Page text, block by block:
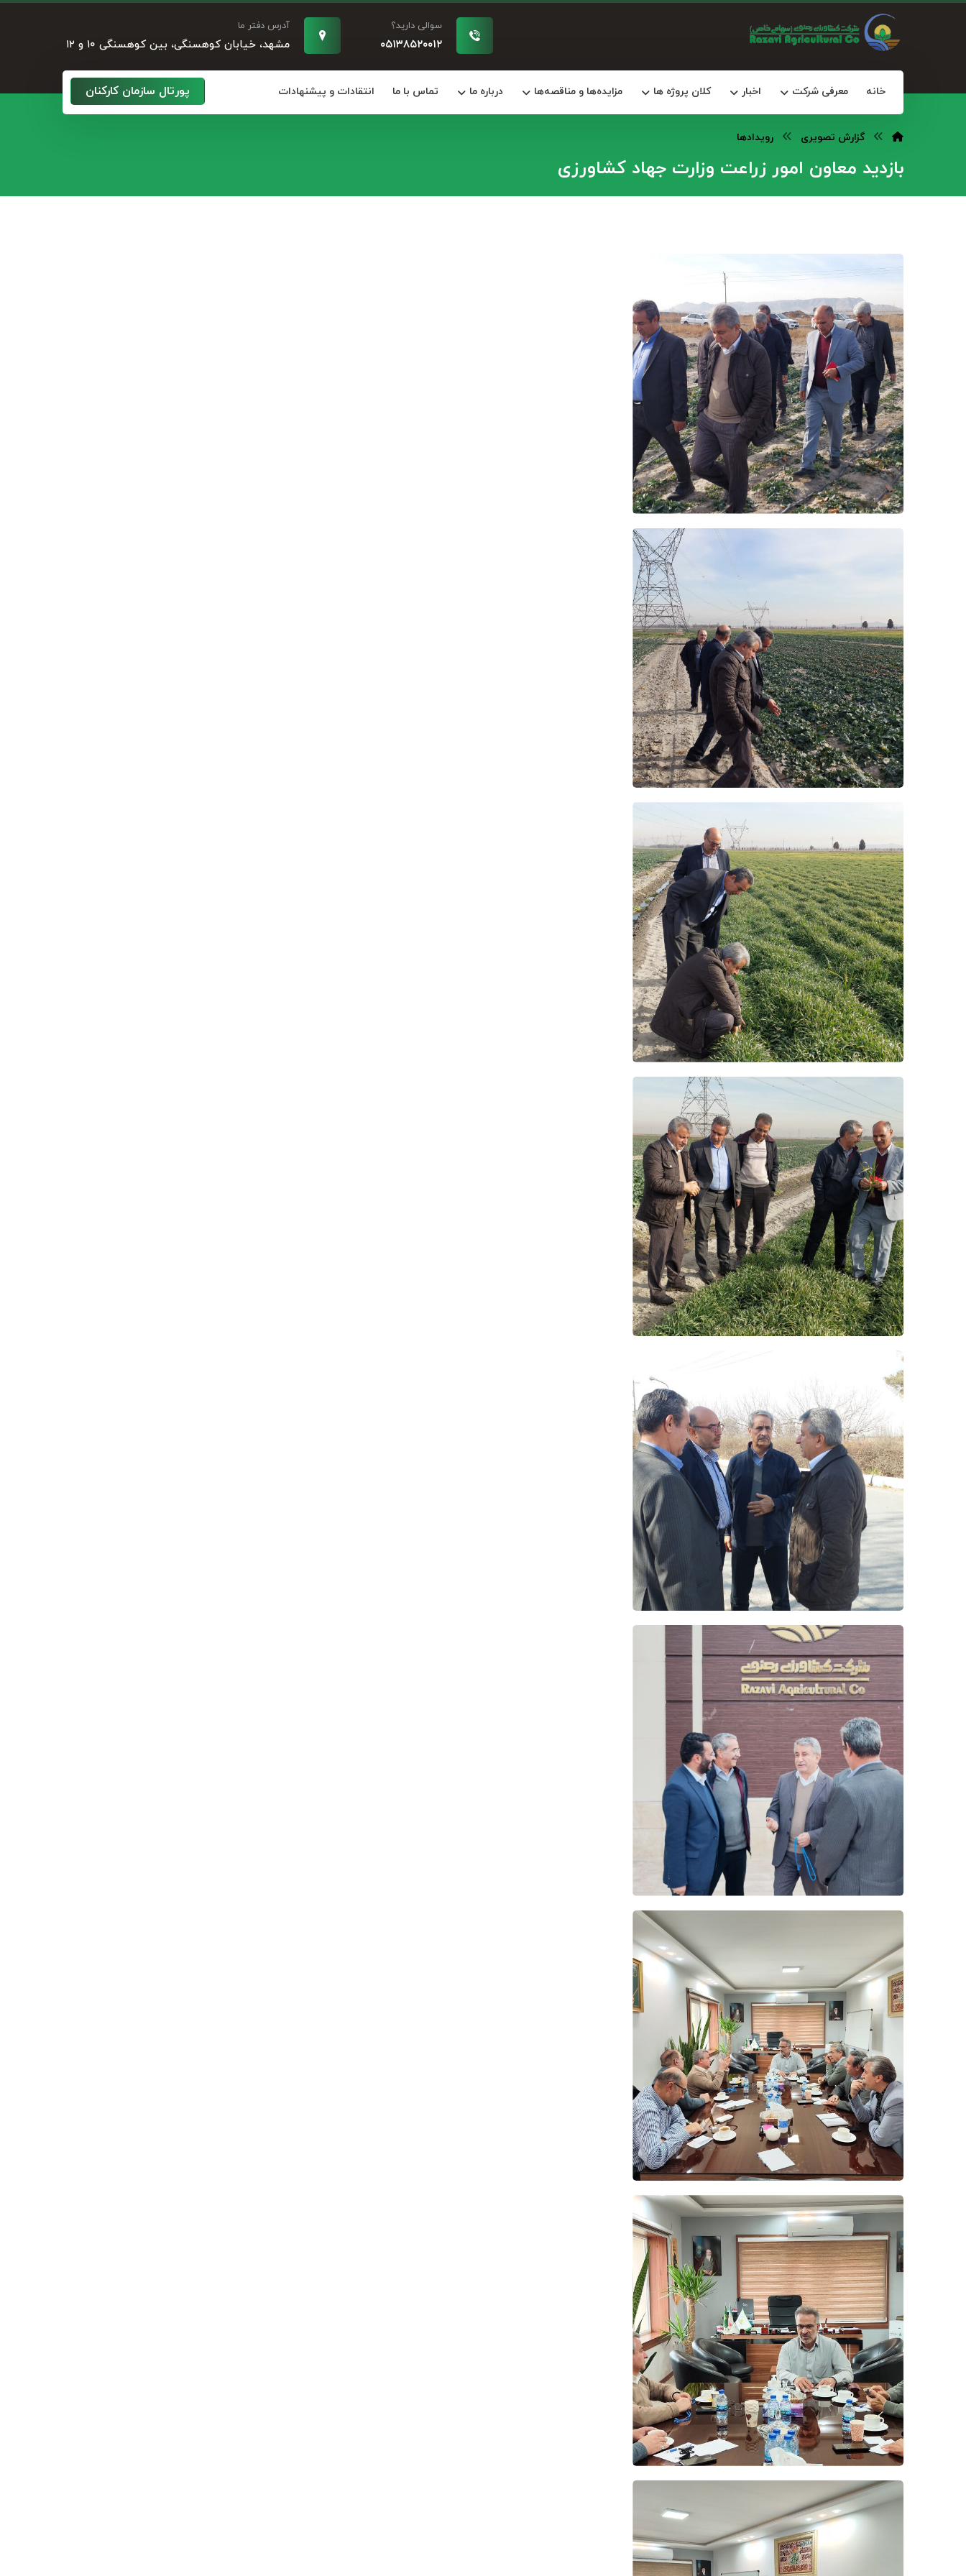
آدرس دفتر ما
مشهد، خیابان کوهسنگی، بین کوهسنگی ۱۰ و ۱۲
سوالی دارید؟
۰۵۱۳۸۵۲۰۰۱۲
خانه معرفی شرکت اخبار کلان پروژه ها مزایده‌ها و مناقصه‌ها درباره ما تماس با ما انتقادات و پیشنهادات پورتال سازمان کارکنان
گزارش تصویری رویدادها
بازدید معاون امور زراعت وزارت جهاد کشاورزی